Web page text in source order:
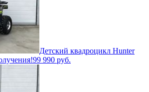
Детский квадроцикл Hunter
99 990 руб.